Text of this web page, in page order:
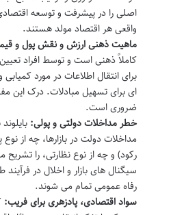
اصلی را در پیشرفت و توسعه
واقعی هر اقتصاد مولد هستند.
ماهیت ذهنی ارزش و نقش پول و
کاملاً ذهنی است و توسط افراد
برای انتقال اطلاعات در مورد
ای برای تسهیل مبادلات. درک این
ضروری است.
خطر مداخلات دولتی و پولی:
مداخلات دولت در بازارها، چه از
رکود) و چه از نوع نظارتی، را
سیگنال های بازار و اخلال در
رفاه عمومی تمام می شوند.
سواد اقتصادی، پادزهری برای فریب: